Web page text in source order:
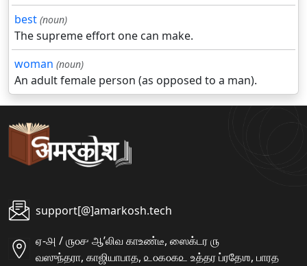
best (noun)
The supreme effort one can make.
woman (noun)
An adult female person (as opposed to a man).
support[@]amarkosh.tech
ஏ-௮ / ௫௦௪ ஆʼலிவ காஉண்டீ, ஸைக்டர ௫
வஸுந்தரா, காஜியாபாத, ௨௦௧௦௧௨ உத்தர ப்ரதேஶ, பாரத